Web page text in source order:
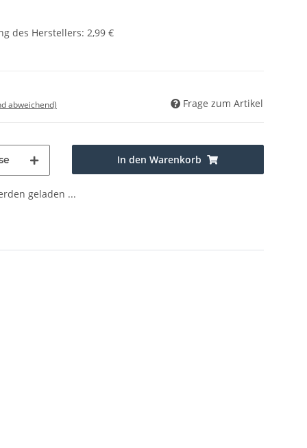
des Herstellers: 2,99 €
abweichend) Frage zum Artikel
In den Warenkorb
geladen ...